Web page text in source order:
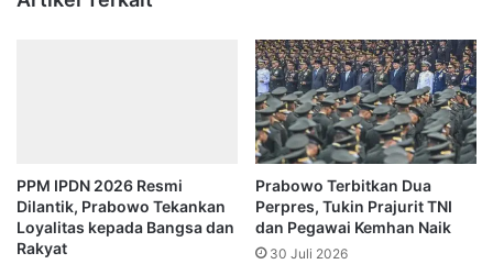
PPM IPDN 2026 Resmi
Dilantik, Prabowo Tekankan
Loyalitas kepada Bangsa dan
Rakyat
Prabowo Terbitkan Dua
Perpres, Tukin Prajurit TNI
dan Pegawai Kemhan Naik
30 Juli 2026